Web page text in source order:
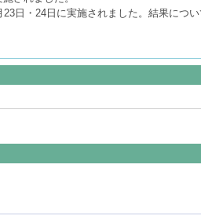
日・24日に実施されました。結果につ